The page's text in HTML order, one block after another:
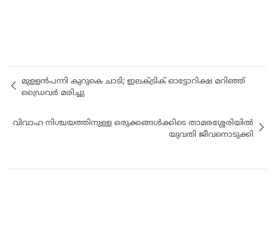
മുളളൻപന്നി കുറുകെ ചാടി; ഇലക്ട്രിക് ഓട്ടോറിക്ഷ മറിഞ്ഞ്
ഡ്രൈവർ മരിച്ചു
വിവാഹ നിശ്ചയത്തിനുള്ള ഒരുക്കങ്ങൾക്കിടെ താമരശ്ശേരിയിൽ
യുവതി ജീവനൊടുക്കി